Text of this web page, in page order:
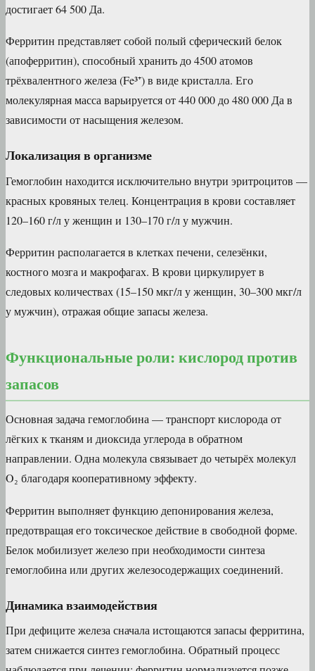
достигает 64 500 Да.
Ферритин представляет собой полый сферический белок
(апоферритин), способный хранить до 4500 атомов
трёхвалентного железа (Fe³⁺) в виде кристалла. Его
молекулярная масса варьируется от 440 000 до 480 000 Да в
зависимости от насыщения железом.
Локализация в организме
Гемоглобин находится исключительно внутри эритроцитов —
красных кровяных телец. Концентрация в крови составляет
120–160 г/л у женщин и 130–170 г/л у мужчин.
Ферритин располагается в клетках печени, селезёнки,
костного мозга и макрофагах. В крови циркулирует в
следовых количествах (15–150 мкг/л у женщин, 30–300 мкг/л
у мужчин), отражая общие запасы железа.
Функциональные роли: кислород против
запасов
Основная задача гемоглобина — транспорт кислорода от
лёгких к тканям и диоксида углерода в обратном
направлении. Одна молекула связывает до четырёх молекул
O₂ благодаря кооперативному эффекту.
Ферритин выполняет функцию депонирования железа,
предотвращая его токсическое действие в свободной форме.
Белок мобилизует железо при необходимости синтеза
гемоглобина или других железосодержащих соединений.
Динамика взаимодействия
При дефиците железа сначала истощаются запасы ферритина,
затем снижается синтез гемоглобина. Обратный процесс